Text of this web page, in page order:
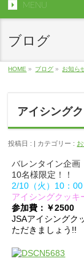
MENU
ブログ
HOME » ブログ » お知ら
アイシング
投稿日 : | カテゴリー :
バレンタイン企画
10名様限定！！
2/10（火）10：
アイシングクッキ
参加費：￥
JSAアイシングク
ただきましょう!!